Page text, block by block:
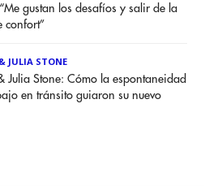
gustan los desafíos y salir de la
confort”
JULIA STONE
Julia Stone: Cómo la espontaneidad
en tránsito guiaron su nuevo